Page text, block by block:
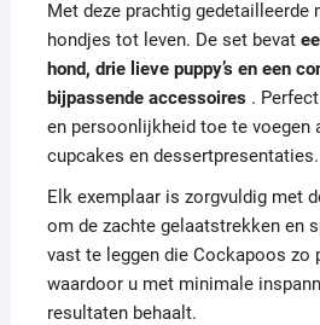
Met deze prachtig gedetailleerde
hondjes tot leven. De set bevat
hond, drie lieve puppy’s en een
bijpassende accessoires. Perfect
en persoonlijkheid toe te voegen
cupcakes en dessertpresentaties.
Elk exemplaar is zorgvuldig met
om de zachte gelaatstrekken en
vast te leggen die Cockapoos zo
waardoor u met minimale
resultaten behaalt.